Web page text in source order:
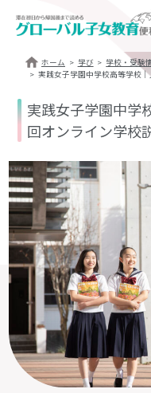
ホーム 学び
学校・受験
実践女子学園中学校高等学校
実践女子学園中学
回オンライン学校